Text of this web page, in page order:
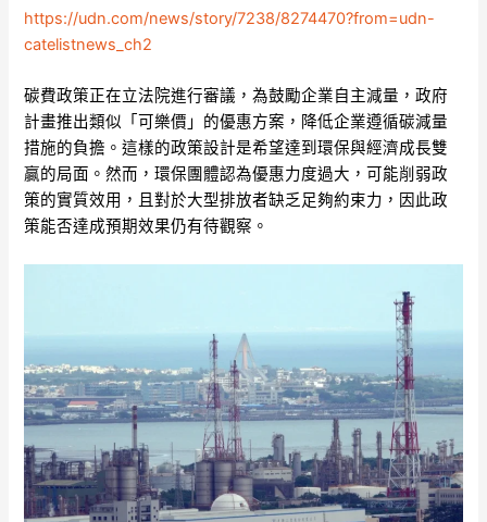
https://udn.com/news/story/7238/8274470?from=udn-
catelistnews_ch2
碳費政策正在立法院進行審議，為鼓勵企業自主減量，政府
計畫推出類似「可樂價」的優惠方案，降低企業遵循碳減量
措施的負擔。這樣的政策設計是希望達到環保與經濟成長雙
贏的局面。然而，環保團體認為優惠力度過大，可能削弱政
策的實質效用，且對於大型排放者缺乏足夠約束力，因此政
策能否達成預期效果仍有待觀察。